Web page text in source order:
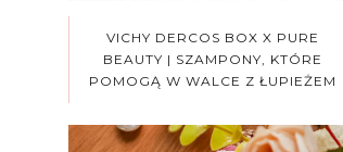
VICHY DERCOS BOX X PURE
BEAUTY | SZAMPONY, KTÓRE
POMOGĄ W WALCE Z ŁUPIEŻEM